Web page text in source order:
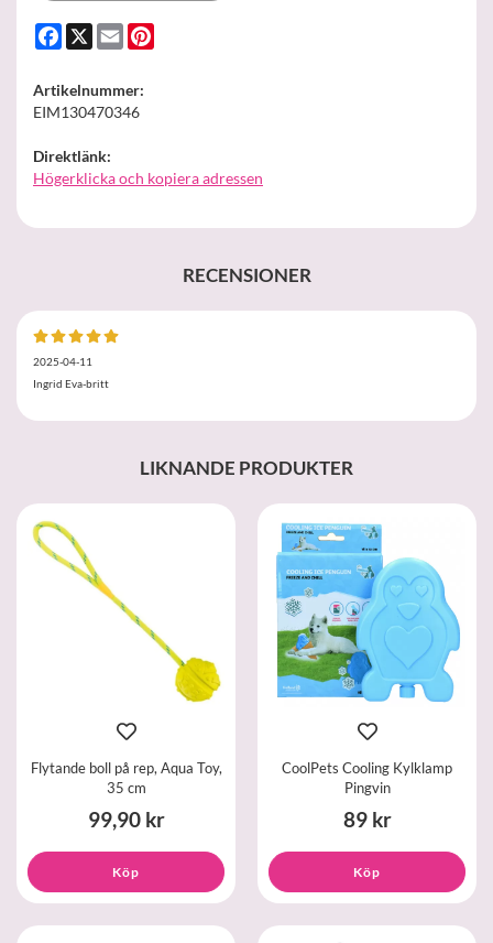
Facebook
X Email
Artikelnummer:
EIM130470346
Direktlänk:
Högerklicka och kopiera adressen
RECENSIONER
2025-04-11
Ingrid Eva-britt
LIKNANDE PRODUKTER
Flytande boll på rep, Aqua Toy,
35 cm
99,90 kr
Köp
CoolPets Cooling Kylklamp
Pingvin
89 kr
Köp